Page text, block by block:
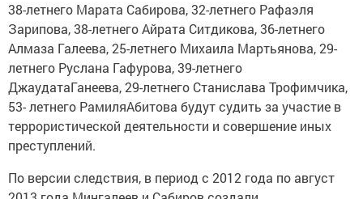
38-летнего Марата Сабирова, 32-летнего Рафаэля
Зарипова, 38-летнего Айрата Ситдикова, 36-летнего
Алмаза Галеева, 25-летнего Михаила Мартьянова, 29-
летнего Руслана Гафурова, 39-летнего
ДжаудатаГанеева, 29-летнего Станислава Трофимчика,
53- летнего РамиляАбитова будут судить за участие в
террористической деятельности и совершение иных
преступлений.
По версии следствия, в период с 2012 года по август